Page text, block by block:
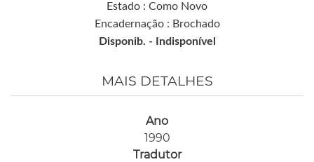
Estado : Como Novo
Encadernação : Brochado
Disponib. -
Indisponível
MAIS DETALHES
Ano
1990
Tradutor